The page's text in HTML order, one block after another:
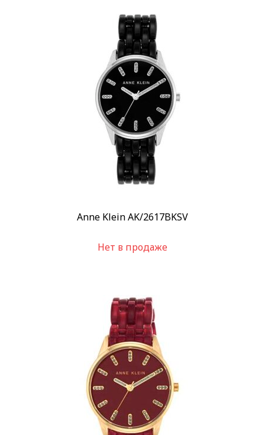
Anne Klein AK/2617BKSV
Нет в продаже